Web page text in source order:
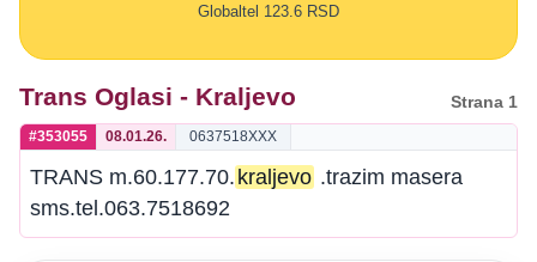
Globaltel 123.6 RSD
Trans Oglasi - Kraljevo Strana 1
#353055 08.01.26. 0637518XXX
TRANS m.60.177.70. kraljevo .trazim masera
sms.tel.063.7518692